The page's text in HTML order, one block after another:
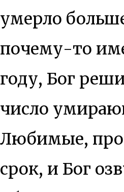
умерло
почему-то
году, Бог
число
Любимые,
срок, и Бог